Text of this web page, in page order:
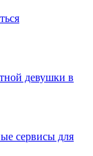
девушки в
сервисы для